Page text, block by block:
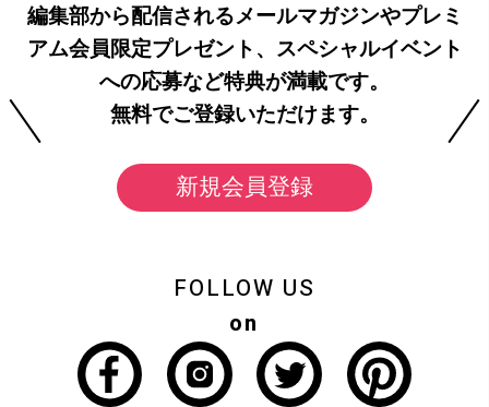
編集部から配信されるメールマガジンやプレミ
アム会員限定プレゼント、スペシャルイベント
への応募など特典が満載です。
無料でご登録いただけます。
新規会員登録
FOLLOW US
on